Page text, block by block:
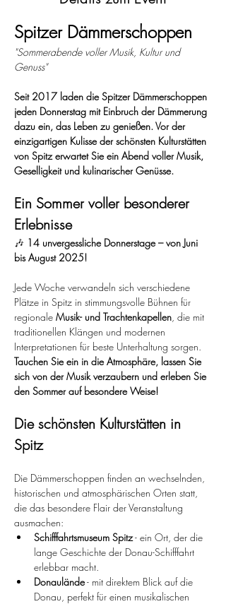
Spitzer Dämmerschoppen
"Sommerabende voller Musik, Kultur und
Genuss"
Seit 2017 laden die Spitzer Dämmerschoppen
jeden Donnerstag mit Einbruch der Dämmerung
dazu ein, das Leben zu genießen. Vor der
einzigartigen Kulisse der schönsten Kulturstätten
von Spitz erwartet Sie ein Abend voller Musik,
Geselligkeit und kulinarischer Genüsse.
Ein Sommer voller besonderer
Erlebnisse
🎶 14 unvergessliche Donnerstage – von Juni
bis August 2025!
Jede Woche verwandeln sich verschiedene
Plätze in Spitz in stimmungsvolle Bühnen für
regionale Musik- und Trachtenkapellen, die mit
traditionellen Klängen und modernen
Interpretationen für beste Unterhaltung sorgen.
Tauchen Sie ein in die Atmosphäre, lassen Sie
sich von der Musik verzaubern und erleben Sie
den Sommer auf besondere Weise!
Die schönsten Kulturstätten in
Spitz
Die Dämmerschoppen finden an wechselnden,
historischen und atmosphärischen Orten statt,
die das besondere Flair der Veranstaltung
ausmachen:
Schifffahrtsmuseum Spitz - ein Ort, der die
lange Geschichte der Donau-Schifffahrt
erlebbar macht.
Donaulände - mit direktem Blick auf die
Donau, perfekt für einen musikalischen